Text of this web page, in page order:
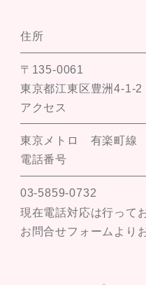
住所
〒135-0061
東京都江東区豊洲4-1-
アクセス
東京メトロ 有楽町線
電話番号
03-5859-0732
現在電話対応は行って
お問合せフォームより